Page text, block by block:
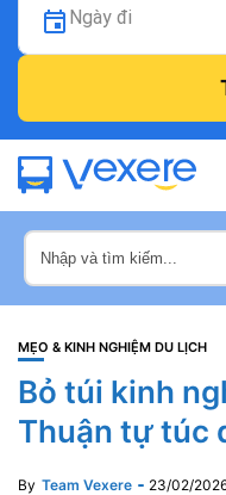
Ngày đi
MẸO & KINH NGHIỆM DU LỊCH
Bỏ túi kinh
Thuận tự túc
By Team Vexere 23/02/